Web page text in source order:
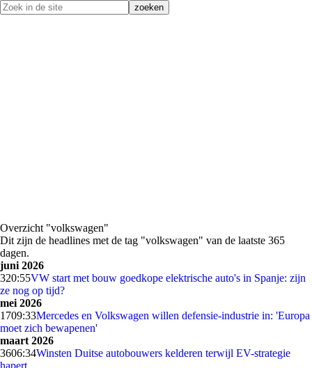
Overzicht "volkswagen"
Dit zijn de headlines met de tag "volkswagen" van de laatste 365
dagen.
juni 2026
320:55VW start met bouw goedkope elektrische auto's in Spanje: zijn
ze nog op tijd?
mei 2026
1709:33Mercedes en Volkswagen willen defensie-industrie in: 'Europa
moet zich bewapenen'
maart 2026
3606:34Winsten Duitse autobouwers kelderen terwijl EV-strategie
hapert